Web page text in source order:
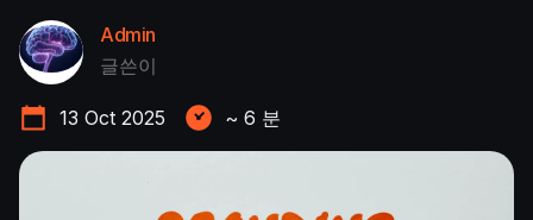
Admin
글쓴이
13 Oct 2025 ~ 6 분